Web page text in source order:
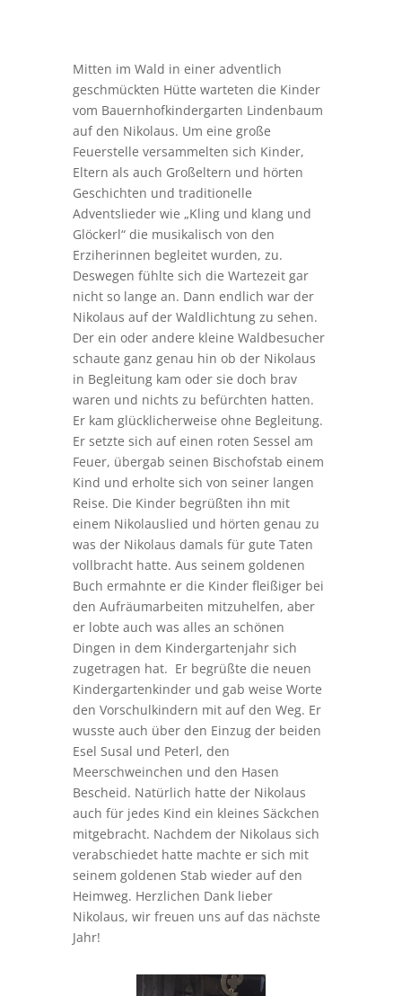
Mitten im Wald in einer adventlich
geschmückten Hütte warteten die Kinder
vom Bauernhofkindergarten Lindenbaum
auf den Nikolaus. Um eine große
Feuerstelle versammelten sich Kinder,
Eltern als auch Großeltern und hörten
Geschichten und traditionelle
Adventslieder wie „Kling und klang und
Glöckerl“ die musikalisch von den
Erziherinnen begleitet wurden, zu.
Deswegen fühlte sich die Wartezeit gar
nicht so lange an. Dann endlich war der
Nikolaus auf der Waldlichtung zu sehen.
Der ein oder andere kleine Waldbesucher
schaute ganz genau hin ob der Nikolaus
in Begleitung kam oder sie doch brav
waren und nichts zu befürchten hatten.
Er kam glücklicherweise ohne Begleitung.
Er setzte sich auf einen roten Sessel am
Feuer, übergab seinen Bischofstab einem
Kind und erholte sich von seiner langen
Reise. Die Kinder begrüßten ihn mit
einem Nikolauslied und hörten genau zu
was der Nikolaus damals für gute Taten
vollbracht hatte. Aus seinem goldenen
Buch ermahnte er die Kinder fleißiger bei
den Aufräumarbeiten mitzuhelfen, aber
er lobte auch was alles an schönen
Dingen in dem Kindergartenjahr sich
zugetragen hat. Er begrüßte die neuen
Kindergartenkinder und gab weise Worte
den Vorschulkindern mit auf den Weg. Er
wusste auch über den Einzug der beiden
Esel Susal und Peterl, den
Meerschweinchen und den Hasen
Bescheid. Natürlich hatte der Nikolaus
auch für jedes Kind ein kleines Säckchen
mitgebracht. Nachdem der Nikolaus sich
verabschiedet hatte machte er sich mit
seinem goldenen Stab wieder auf den
Heimweg. Herzlichen Dank lieber
Nikolaus, wir freuen uns auf das nächste
Jahr!